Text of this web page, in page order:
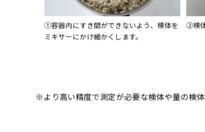
①容器内にすき間ができないよう、検体を
ミキサーにかけ細かくします。
②検
※より高い精度で測定が必要な検体や量の検